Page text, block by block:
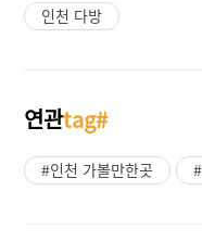
인천 다방
연관tag#
#인천 가볼만한곳